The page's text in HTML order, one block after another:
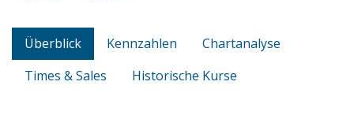
Überblick Kennzahlen
Chartanalyse
Times & Sales
Historische Kurse